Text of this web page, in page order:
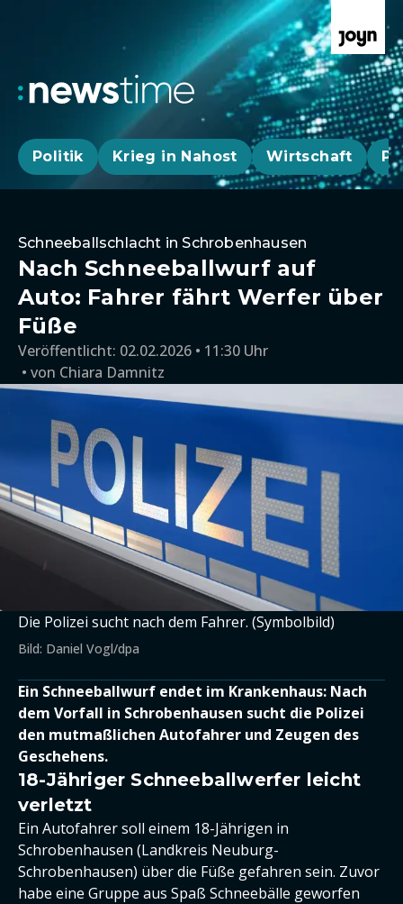
Politik Krieg in Nahost Wirtschaft
Schneeballschlacht in Schrobenhausen
Nach Schneeballwurf auf
Auto: Fahrer fährt Werfer über
Füße
Veröffentlicht: 02.02.2026 • 11:30 Uhr
von Chiara Damnitz
Die Polizei sucht nach dem Fahrer. (Symbolbild)
Bild: Daniel Vogl/dpa
Ein Schneeballwurf endet im Krankenhaus: Nach
dem Vorfall in Schrobenhausen sucht die Polizei
den mutmaßlichen Autofahrer und Zeugen des
Geschehens.
18-Jähriger Schneeballwerfer leicht
verletzt
Ein Autofahrer soll einem 18-Jährigen in
Schrobenhausen (Landkreis Neuburg-
Schrobenhausen) über die Füße gefahren sein. Zuvor
habe eine Gruppe aus Spaß Schneebälle geworfen